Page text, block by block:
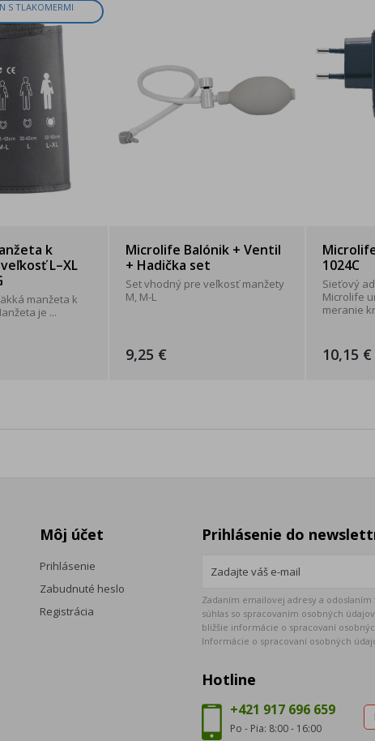
S TLAKOMERMI
k
L–XL
manžeta k
je ...
Microlife Balónik + Ventil
+ Hadička set
Set vhodný pre veľkosť manžety
M, M-L
9,25 €
1024C
Sieťový
Microlife
meranie
10,15 €
Môj účet
Prihlásenie
Zabudnuté heslo
Registrácia
Prihlásenie do
Zadaním emailovej adresy a
súhlas so spracovaním osobných
bližšie informácie o spracovaní
Informácie o spracovaní osobných
Hotline
+421 917 696 659
Po - Pia: 8:00 - 16:00